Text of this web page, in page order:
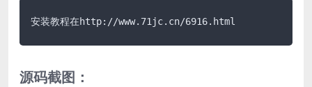
安装教程在http://www.71jc.cn/6916.html
源码截图：